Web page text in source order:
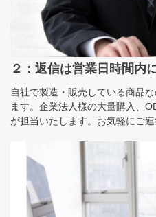
２：返信は営業日時間内
自社で製造・販売している商品
ます。企業法人様の大量購入、
が担当いたします。お気軽にご連